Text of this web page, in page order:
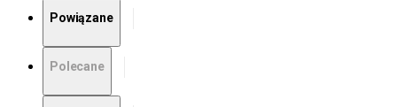
Powiązane
Polecane